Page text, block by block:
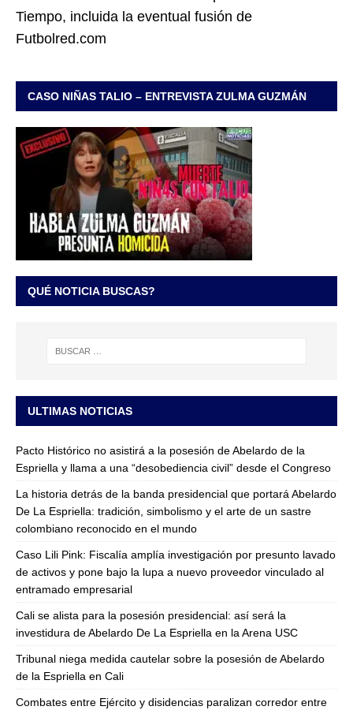
Tiempo, incluida la eventual fusión de
Futbolred.com
CASO NIÑAS TALIO – ENTREVISTA ZULMA GUZMÁN
QUÉ NOTICIA BUSCAS?
ULTIMAS NOTICIAS
Pacto Histórico no asistirá a la posesión de Abelardo de la
Espriella y llama a una “desobediencia civil” desde el Congreso
La historia detrás de la banda presidencial que portará Abelardo
De La Espriella: tradición, simbolismo y el arte de un sastre
colombiano reconocido en el mundo
Caso Lili Pink: Fiscalía amplía investigación por presunto lavado
de activos y pone bajo la lupa a nuevo proveedor vinculado al
entramado empresarial
Cali se alista para la posesión presidencial: así será la
investidura de Abelardo De La Espriella en la Arena USC
Tribunal niega medida cautelar sobre la posesión de Abelardo
de la Espriella en Cali
Combates entre Ejército y disidencias paralizan corredor entre